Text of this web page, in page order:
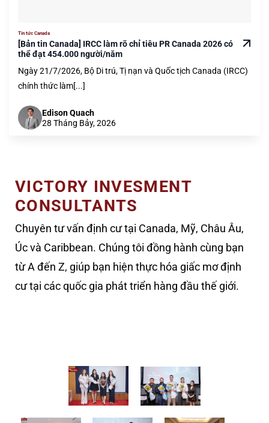
Tin tức Canada
[Bản tin Canada] IRCC làm rõ chỉ tiêu PR Canada 2026 có
thể đạt 454.000 người/năm
Ngày 21/7/2026, Bộ Di trú, Tị nạn và Quốc tịch Canada (IRCC)
chính thức làm[...]
Edison Quach
28 Tháng Bảy, 2026
VICTORY INVESMENT
CONSULTANTS
Chuyên tư vấn định cư tại Canada, Mỹ, Châu Âu,
Úc và Caribbean. Chúng tôi đồng hành cùng bạn
từ A đến Z, giúp bạn hiện thực hóa giấc mơ định
cư tại các quốc gia phát triển hàng đầu thế giới.